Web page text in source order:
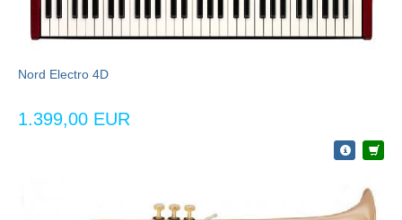
Nord Electro 4D
1.399,00 EUR